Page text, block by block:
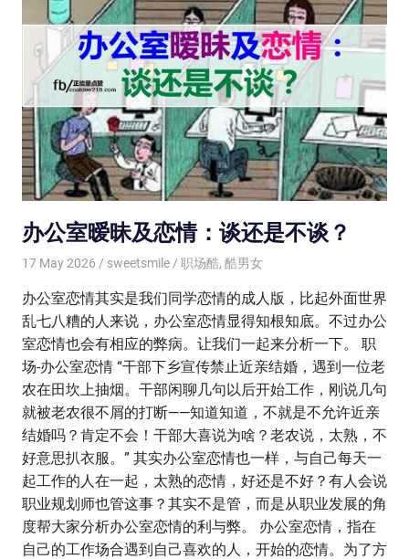
办公室暧昧及恋情：谈还是不谈？
17 May 2026 sweetsmile 职场酷, 酷男女
办公室恋情其实是我们同学恋情的成人版，比起外面世界
乱七八糟的人来说，办公室恋情显得知根知底。不过办公
室恋情也会有相应的弊病。让我们一起来分析一下。 职
场-办公室恋情 “干部下乡宣传禁止近亲结婚，遇到一位老
农在田坎上抽烟。干部闲聊几句以后开始工作，刚说几句
就被老农很不屑的打断——知道知道，不就是不允许近亲
结婚吗？肯定不会！干部大喜说为啥？老农说，太熟，不
好意思扒衣服。” 其实办公室恋情也一样，与自己每天一
起工作的人在一起，太熟的恋情，好还是不好？有人会说
职业规划师也管这事？其实不是管，而是从职业发展的角
度帮大家分析办公室恋情的利与弊。 办公室恋情，指在
自己的工作场合遇到自己喜欢的人，开始的恋情。为了方